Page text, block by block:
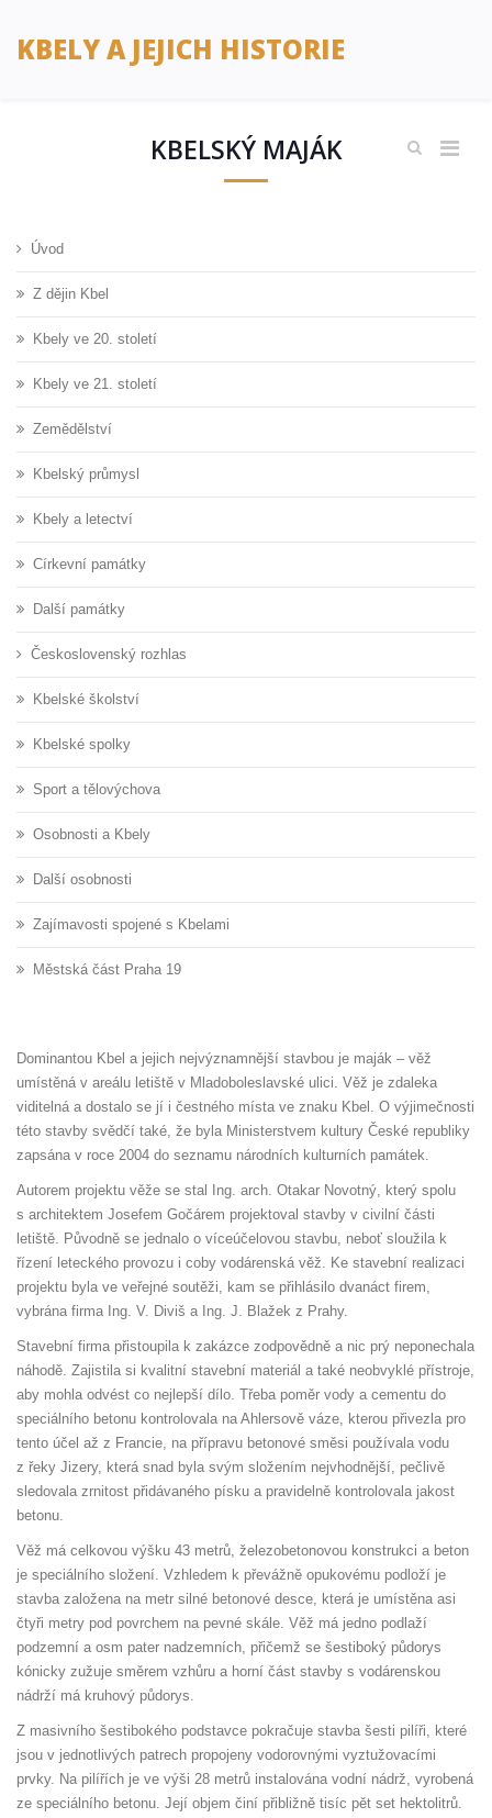
KBELY A JEJICH HISTORIE
KBELSKÝ MAJÁK
Úvod
Z dějin Kbel
Kbely ve 20. století
Kbely ve 21. století
Zemědělství
Kbelský průmysl
Kbely a letectví
Církevní památky
Další památky
Československý rozhlas
Kbelské školství
Kbelské spolky
Sport a tělovýchova
Osobnosti a Kbely
Další osobnosti
Zajímavosti spojené s Kbelami
Městská část Praha 19
Dominantou Kbel a jejich nejvýznamnější stavbou je maják – věž
umístěná v areálu letiště v Mladoboleslavské ulici. Věž je zdaleka
viditelná a dostalo se jí i čestného místa ve znaku Kbel. O výjimečnosti
této stavby svědčí také, že byla Ministerstvem kultury České republiky
zapsána v roce 2004 do seznamu národních kulturních památek.
Autorem projektu věže se stal Ing. arch. Otakar Novotný, který spolu
s architektem Josefem Gočárem projektoval stavby v civilní části
letiště. Původně se jednalo o víceúčelovou stavbu, neboť sloužila k
řízení leteckého provozu i coby vodárenská věž. Ke stavební realizaci
projektu byla ve veřejné soutěži, kam se přihlásilo dvanáct firem,
vybrána firma Ing. V. Diviš a Ing. J. Blažek z Prahy.
Stavební firma přistoupila k zakázce zodpovědně a nic prý neponechala
náhodě. Zajistila si kvalitní stavební materiál a také neobvyklé přístroje,
aby mohla odvést co nejlepší dílo. Třeba poměr vody a cementu do
speciálního betonu kontrolovala na Ahlersově váze, kterou přivezla pro
tento účel až z Francie, na přípravu betonové směsi používala vodu
z řeky Jizery, která snad byla svým složením nejvhodnější, pečlivě
sledovala zrnitost přidávaného písku a pravidelně kontrolovala jakost
betonu.
Věž má celkovou výšku 43 metrů, železobetonovou konstrukci a beton
je speciálního složení. Vzhledem k převážně opukovému podloží je
stavba založena na metr silné betonové desce, která je umístěna asi
čtyři metry pod povrchem na pevné skále. Věž má jedno podlaží
podzemní a osm pater nadzemních, přičemž se šestiboký půdorys
kónicky zužuje směrem vzhůru a horní část stavby s vodárenskou
nádrží má kruhový půdorys.
Z masivního šestibokého podstavce pokračuje stavba šesti pilíři, které
jsou v jednotlivých patrech propojeny vodorovnými vyztužovacími
prvky. Na pilířích je ve výši 28 metrů instalována vodní nádrž, vyrobená
ze speciálního betonu. Její objem činí přibližně tisíc pět set hektolitrů.